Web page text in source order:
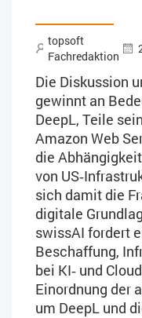
topsoft
Fachredaktion
Die Diskussion
gewinnt an
DeepL, Teile
Amazon Web
die
von
sich damit die
digitale
swissAI fordert
Beschaffung,
bei KI‑ und
Einordnung der
um DeepL und